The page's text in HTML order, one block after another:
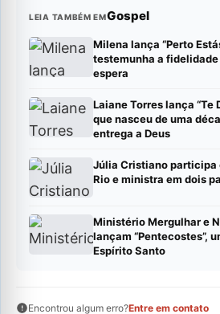
LEIA TAMBÉM EMGospel
Milena lança “Perto
testemunha a fidelidade
espera
Laiane Torres lança “Te
que nasceu de uma
entrega a Deus
Júlia Cristiano participa
Rio e ministra em dois
Ministério Mergulhar e
lançam “Pentecostes”,
Espírito Santo
Encontrou algum erro?Entre em contato